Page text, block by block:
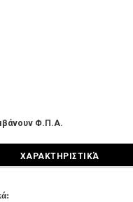
Φ.Π.Α.
ΧΑΡΑΚΤΗΡΙΣΤΙΚΆ